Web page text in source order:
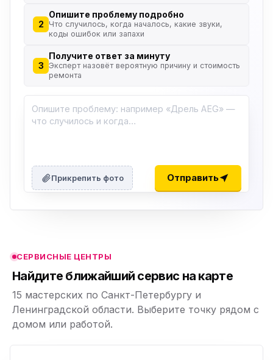
2
Опишите проблему подробно
Что случилось, когда началось, какие звуки,
коды ошибок или запахи
3
Получите ответ за минуту
Эксперт назовёт вероятную причину и стоимость
ремонта
Прикрепить фото Отправить
СЕРВИСНЫЕ ЦЕНТРЫ
Найдите ближайший сервис на карте
15 мастерских по Санкт-Петербургу и
Ленинградской области. Выберите точку рядом с
домом или работой.
ю